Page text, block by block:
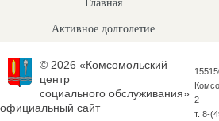
Главная
Активное долголетие
© 2026 «Комсомольский
центр
социального обслуживания»
официальный сайт
2
т. 8-